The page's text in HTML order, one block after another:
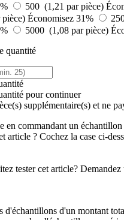
500 (1,21 par pièce)
Économisez 31%
5000 (1,08 par pièce)
quantité
pour continuer
supplémentaire(s) et ne
en commandant un échantillon
article ? Cochez la case ci-
tester cet article?
d'échantillons d'un montant